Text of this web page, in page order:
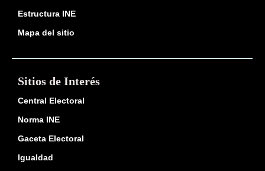
Estructura INE
Mapa del sitio
Sitios de Interés
Central Electoral
Norma INE
Gaceta Electoral
Igualdad